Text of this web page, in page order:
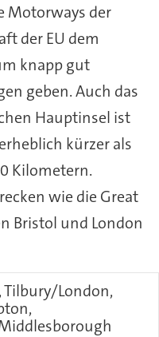
Motorways der
der EU dem
knapp gut
geben. Auch das
Hauptinsel ist
kürzer als
Kilometern.
wie die Great
Bristol und London
Tilbury/London,